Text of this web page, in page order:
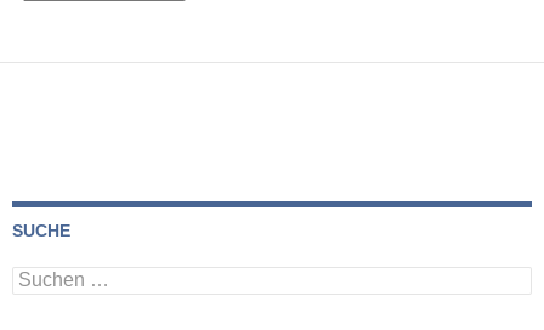
SUCHE
Suchen
nach: